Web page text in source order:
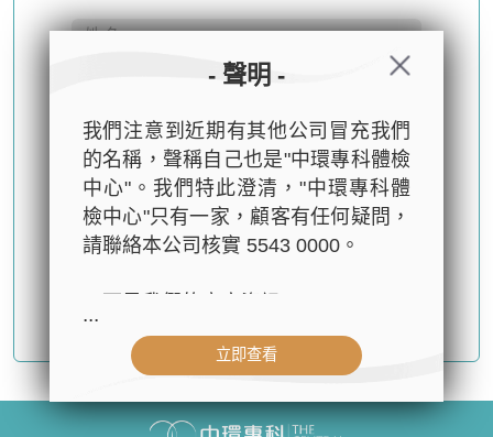
- 聲明 -
我們注意到近期有其他公司冒充我們
的名稱，聲稱自己也是"中環專科體檢
中心"。我們特此澄清，"中環專科體
檢中心"只有一家，顧客有任何疑問，
請聯絡本公司核實 5543 0000。
- 公司名稱：中環專科體檢中心（The
Central Health Center）
心42樓4203室（中環港鐵站出口
...
立即查看